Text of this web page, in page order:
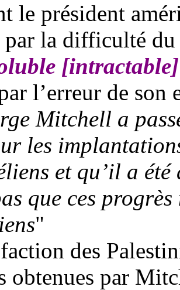
le président
par la difficulté
l’erreur de son
Mitchell a
les
et qu’il a
que ces
"
des
obtenues par